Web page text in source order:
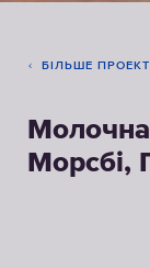
БІЛЬШЕ
Морсбі,